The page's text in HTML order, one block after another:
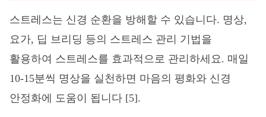
스트레스는 신경 순환을 방해할 수 있습니다. 명상,
요가, 딥 브리딩 등의 스트레스 관리 기법을
활용하여 스트레스를 효과적으로 관리하세요. 매일
10-15분씩 명상을 실천하면 마음의 평화와 신경
안정화에 도움이 됩니다 [5].